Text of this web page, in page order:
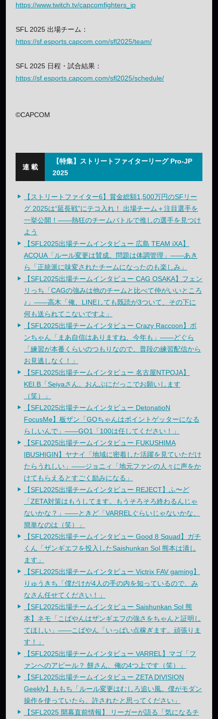
https://www.twitch.tv/capcomfighters_jp
SFL 2025 出場チーム：
https://sf.esports.capcom.com/sfl2025/team/
SFL 2025 日程・試合結果：
https://sf.esports.capcom.com/sfl2025/schedule/
©CAPCOM
【特集】ストリートファイターリーグ Pro-JP
2025
【ストリートファイター6】賞金総額1,500万円のSFリー
グ 2025は“延長戦”にテコ入れ！ 出場チーム＋注目選手を
一挙公開！——熱狂のチームバトルで推しの選手を見つけ
よう
【SFL2025出場チームインタビュー 広島 TEAM iXA】
ACQUA「ルール変更は賛成。問題は体調管理」——あき
ら「正統派に味変されたチームになったのも楽しみ」
【SFL2025出場チームインタビュー CAG OSAKA】フェン
リっち「CAGの強みは他のチームと比べて仲がいいところ
♪」——高木「俺、LINEしても既読が3ついて、その下に
何も送られてこないですよ」
【SFL2025出場チームインタビュー Crazy Raccoon】ボ
ンちゃん「まあ自信はありますね、今年も」——どぐら
「練習が本番くらいのつもりなので、普段の練習配信から
お見逃しなく！」
【SFL2025出場チームインタビュー 名古屋NTPOJA】
KEI.B「Seiyaさん。おんぶにだっこでお願いします
（笑）」
【SFL2025出場チームインタビュー DetonatioN
FocusMe】板ザン「GOちゃんはポイントゲッターになる
らしいんで」——GO1「100は任してください！」
【SFL2025出場チームインタビュー FUKUSHIMA
IBUSHIGIN】ヤナイ「地域に密着した活躍を見ていただけ
たらうれしい」——ジョニィ「地元ファンの人々に声をか
けてもらえるとすごく励みになる」
【SFL2025出場チームインタビュー REJECT】ふ〜ど
「ZETA対策はもうしてます。もうそろそろ終わるんじゃ
ないかな？」——ときど「VARRELぐらいじゃないかな、
簡単なのは（笑）」
【SFL2025出場チームインタビュー Good 8 Squad】ガチ
くん「ザンギエフを投入したSaishunkan Sol 熊本は潰し
ます」
【SFL2025出場チームインタビュー Victrix FAV gaming】
りゅうきち「僕だけが4人の手の内を知っているので、み
なさん任せてください！」
【SFL2025出場チームインタビュー Saishunkan Sol 熊
本】ネモ「こばやんはザンギエフの強さをちゃんと証明し
てほしい」——こばやん「いっぱい点稼ぎます。頑張りま
す！」
【SFL2025出場チームインタビュー VARREL】マゴ「フ
ァンへのアピール？ 餅さん、俺の4つ上です（笑）」
【SFL2025出場チームインタビュー ZETA DIVISION
Geekly】ももち「ルール変更はむしろ追い風。僕がモダン
操作を使っていたら、許されたと思ってください」
【SFL2025 開幕直前情報】 リーガーが語る「気になるチ